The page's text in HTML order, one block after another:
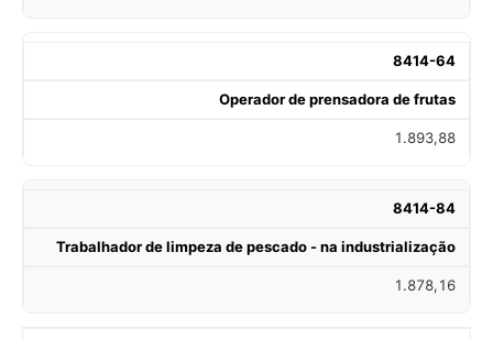
8414-64
Operador de prensadora de frutas
1.893,88
8414-84
Trabalhador de limpeza de pescado - na industrialização
1.878,16